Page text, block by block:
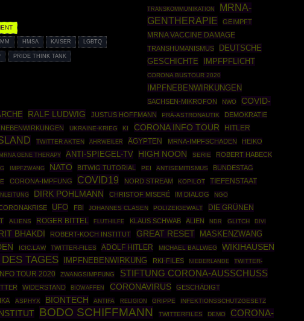
HMSA KAISER LGBTQ
PRIDE THINK TANK
TRANSKOMMUNIKATION
MRNA-
GENTHERAPIE
GEIMPFT
MRNA VACCINE DAMAGE
TRANSHUMANISMUS
DEUTSCHE
GESCHICHTE
IMPFPFLICHT
CORONA BUSTOUR 2020
IMPFNEBENWIRKUNGEN
SACHSEN-MIKROFON NWO
COVID-
RALF LUDWIG JUSTUS HOFFMANN PRÄ-ASTRONAUTIK DEMOKRATIE
UKRAINE-KRIEG KI CORONA INFO TOUR HITLER
TWITTER AKTEN AHRWEILER ÄGYPTEN MRNA-IMPFSCHADEN
HEIKO
GENE THERAPY ANTI-SPIEGEL-TV HIGH NOON SERIE ROBERT HABECK
IMPFZWANG NATO BITWIG TUTORIAL PEI ANTISEMITISMUS BUNDESTAG
CORONA-IMPFUNG COVID19 NORD STREAM KOPILOT TIEFENSTAAT
DIRK POHLMANN CHRISTOF MISERÉ IM DIALOG NGO
UFO FBI JOHANNES CLASEN POLIZEIGEWALT
DIE GRÜNEN
ALIENS ROGER BITTEL FLUTHILFE KLAUS SCHWAB ALIEN NDR GLITCH DIVI
BHAKDI ROBERT-KOCH INSTITUT GREAT RESET MASKENZWANG
ICIC.LAW TWITTER-FILES ADOLF HITLER MICHAEL BALLWEG WIKIHAUSEN
TAGES IMPFNEBENWIRKUNG RKI-FILES NIEDERLANDE
TWITTER-
TOUR 2020 ZWANGSIMPFUNG STIFTUNG CORONA-AUSSCHUSS
WIDERSTAND BIOWAFFEN CORONAVIRUS GESCHÄDIGT
ASPHYX BIONTECH ANTIFA RELIGION GRIPPE
INFEKTIONSSCHUTZGESETZ
BODO SCHIFFMANN TWITTERFILES DEMO
CORONA-